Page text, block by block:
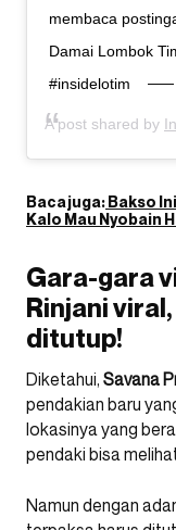
membaca
Damai Lombok
#insidelotim
A post shared by
Baca juga:Bakso
Kalo Mau Nyobain
Gara-gara
Rinjani
ditutup!
Diketahui, Savana
pendakian baru
lokasinya yang
pendaki bisa
Namun dengan